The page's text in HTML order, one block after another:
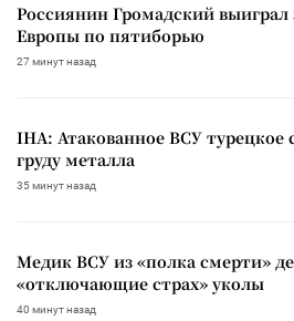
Россиянин Громадский
Европы по пятиборью
27 минут назад
IHA: Атакованное ВСУ турецкое
груду металла
35 минут назад
Медик ВСУ из «полка смерти»
«отключающие страх» уколы
40 минут назад